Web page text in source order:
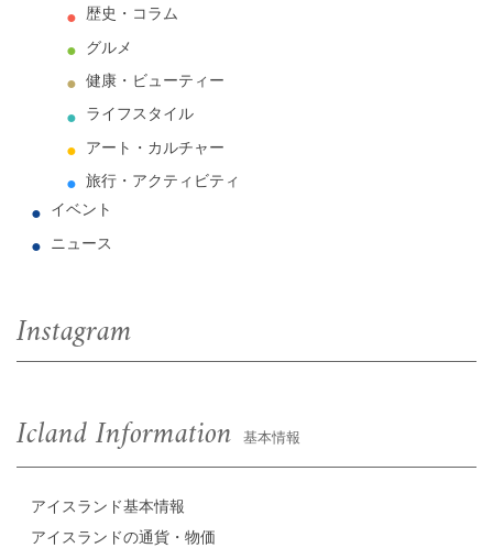
歴史・コラム
グルメ
健康・ビューティー
ライフスタイル
アート・カルチャー
旅行・アクティビティ
イベント
ニュース
Instagram
Icland Information 基本情報
アイスランド基本情報
アイスランドの通貨・物価